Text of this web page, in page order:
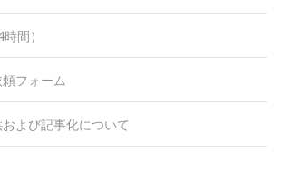
間）
フォーム
よび記事化について